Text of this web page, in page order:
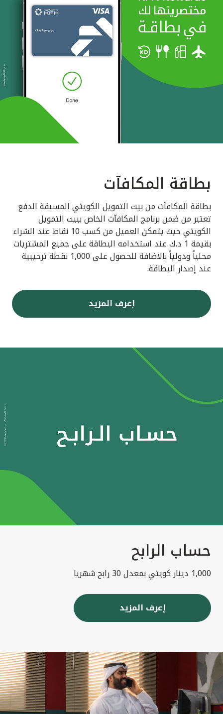
بطاقة المكافآت
بطاقة المكافآت من بيت التمويل الكويتي المسبقة الدفع
تعتبر من ضمن برنامج المكافآت الخاص ببيت التمويل
الكويتي حيث يتمكن العميل من كسب 10 نقاط عند الشراء
بقيمة 1 د.ك عند استخدامه البطاقة على جميع المشتريات
محلياً ودولياً بالاضافة للحصول على 1,000 نقطة ترحيبية
عند إصدار البطاقة.
إعرف المزيد
حساب الرابح
1,000 دينار كويتي بمعدل 30 رابح شهريا
إعرف المزيد